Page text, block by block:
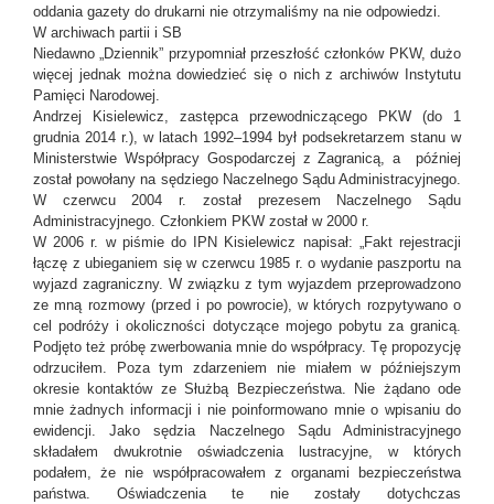
oddania gazety do drukarni nie otrzymaliśmy na nie odpowiedzi.
W archiwach partii i SB
Niedawno „Dziennik” przypomniał przeszłość członków PKW, dużo
więcej jednak można dowiedzieć się o nich z archiwów Instytutu
Pamięci Narodowej.
Andrzej Kisielewicz, zastępca przewodniczącego PKW (do 1
grudnia 2014 r.), w latach 1992–1994 był podsekretarzem stanu w
Ministerstwie Współpracy Gospodarczej z Zagranicą, a później
został powołany na sędziego Naczelnego Sądu Administracyjnego.
W czerwcu 2004 r. został prezesem Naczelnego Sądu
Administracyjnego. Członkiem PKW został w 2000 r.
W 2006 r. w piśmie do IPN Kisielewicz napisał: „Fakt rejestracji
łączę z ubieganiem się w czerwcu 1985 r. o wydanie paszportu na
wyjazd zagraniczny. W związku z tym wyjazdem przeprowadzono
ze mną rozmowy (przed i po powrocie), w których rozpytywano o
cel podróży i okoliczności dotyczące mojego pobytu za granicą.
Podjęto też próbę zwerbowania mnie do współpracy. Tę propozycję
odrzuciłem. Poza tym zdarzeniem nie miałem w późniejszym
okresie kontaktów ze Służbą Bezpieczeństwa. Nie żądano ode
mnie żadnych informacji i nie poinformowano mnie o wpisaniu do
ewidencji. Jako sędzia Naczelnego Sądu Administracyjnego
składałem dwukrotnie oświadczenia lustracyjne, w których
podałem, że nie współpracowałem z organami bezpieczeństwa
państwa. Oświadczenia te nie zostały dotychczas